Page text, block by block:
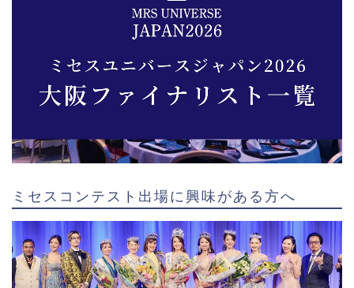
ミセスコンテスト出場に興味がある方へ